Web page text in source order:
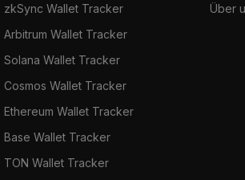
zkSync Wallet Tracker
Arbitrum Wallet Tracker
Solana Wallet Tracker
Cosmos Wallet Tracker
Ethereum Wallet Tracker
Base Wallet Tracker
TON Wallet Tracker
Über